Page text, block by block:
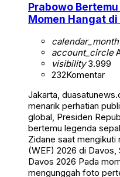
Prabowo
Momen Hangat di
calendar_month
account_circle
visibility3.999
232Komentar
Jakarta,
menarik perhatian
global, Presiden
bertemu legenda
Zidane saat mengikuti
(WEF) 2026 di
Davos 2026 Pada
mengunggah foto